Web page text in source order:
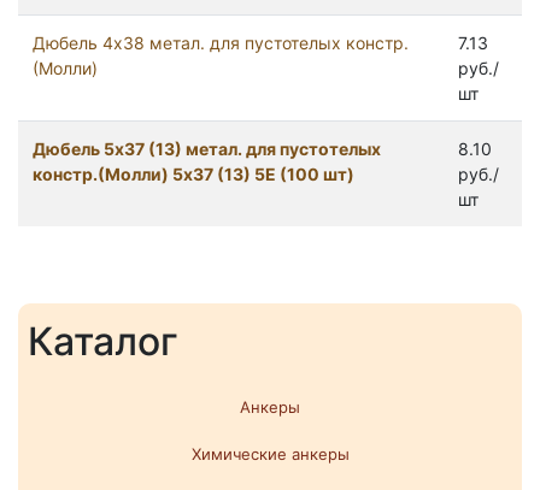
Каталог
Анкеры
Химические анкеры
Дюбель 4х38 метал. для пустотелых констр.
(Молли)
7.13
руб./
шт
Дюбель 5x37 (13) метал. для пустотелых
констр.(Молли) 5х37 (13) 5Е (100 шт)
8.10
руб./
шт